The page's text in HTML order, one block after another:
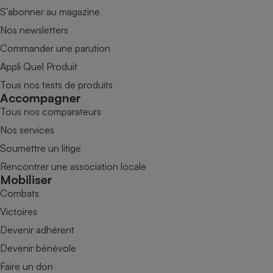
S’abonner au magazine
Nos newsletters
Commander une parution
Appli Quel Produit
Tous nos tests de produits
Accompagner
Tous nos comparateurs
Nos services
Soumettre un litige
Rencontrer une association locale
Mobiliser
Combats
Victoires
Devenir adhérent
Devenir bénévole
Faire un don